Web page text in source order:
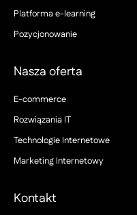
Platforma e-learning
Pozycjonowanie
Nasza oferta
E-commerce
Rozwiązania IT
Technologie Internetowe
Marketing Internetowy
Kontakt